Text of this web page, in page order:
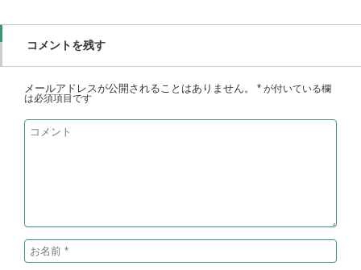
コメントを残す
メールアドレスが公開されることはありません。 * が付いている欄
は必須項目です